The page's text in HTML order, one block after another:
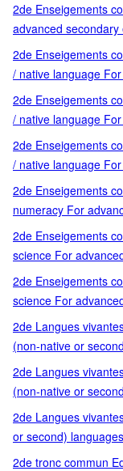
2de Enseigements
advanced secondary
Scolaire lycée
technologique Ses
2de Enseigements
/ native language
French Scolaire
2de Enseigements
/ native language
Géographie Scolaire
2de Enseigements
/ native language
Géographie Scolaire
et technologique
2de Enseigements
numeracy For
Scolaire lycée
2de Enseigements
science For
Scolaire lycée
2de Enseigements
science For
Scolaire lycée
technologique
2de Langues
(non-native or
education German
2de Langues
(non-native or
secondary education
2de Langues
or second)
education Scolaire
2de tronc commun